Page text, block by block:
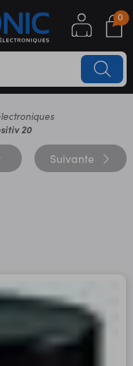
0
20
Suivante